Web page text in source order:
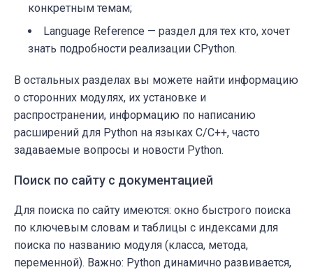
конкретным темам;
Language Reference — раздел для тех кто, хочет
знать подробности реализации СPython.
В остальных разделах вы можете найти информацию
о сторонних модулях, их установке и
распространении, информацию по написанию
расширений для Python на языках С/С++, часто
задаваемые вопросы и новости Python.
Поиск по сайту с документацией
Для поиска по сайту имеются: окно быстрого поиска
по ключевым словам и таблицы с индексами для
поиска по названию модуля (класса, метода,
переменной). Важно: Python динамично развивается,